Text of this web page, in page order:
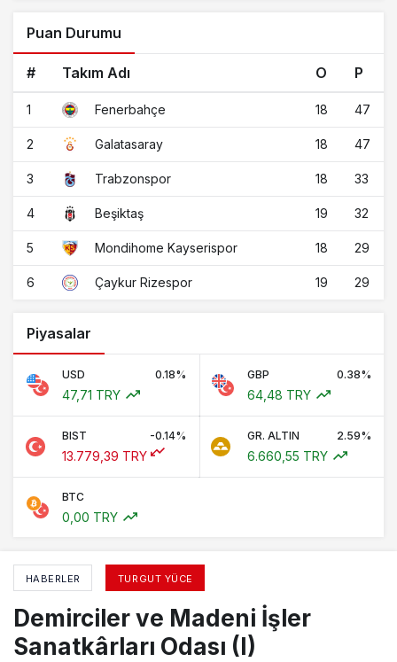
Puan Durumu
# Takım Adı O P
1 Fenerbahçe 18 47
2 Galatasaray 18 47
3 Trabzonspor 18 33
4 Beşiktaş 19 32
5 Mondihome Kayserispor 18 29
6 Çaykur Rizespor 19 29
Piyasalar
USD 0.18%
47,71 TRY
GBP 0.38%
64,48 TRY
BIST -0.14%
13.779,39 TRY
GR. ALTIN 2.59%
6.660,55 TRY
BTC
0,00 TRY
HABERLER TURGUT YÜCE
Demirciler ve Madeni İşler
Sanatkârları Odası (I)